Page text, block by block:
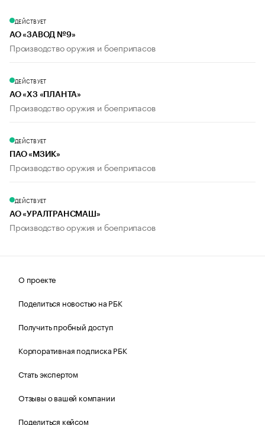
ДЕЙСТВУЕТ
АО «ЗАВОД №9»
Производство оружия и боеприпасов
ДЕЙСТВУЕТ
АО «ХЗ «ПЛАНТА»
Производство оружия и боеприпасов
ДЕЙСТВУЕТ
ПАО «МЗИК»
Производство оружия и боеприпасов
ДЕЙСТВУЕТ
АО «УРАЛТРАНСМАШ»
Производство оружия и боеприпасов
О проекте
Поделиться новостью на РБК
Получить пробный доступ
Корпоративная подписка РБК
Стать экспертом
Отзывы о вашей компании
Поделиться кейсом